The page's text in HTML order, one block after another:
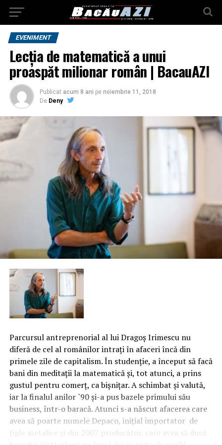
EVENIMENT
Lecţia de matematică a unui
proaspăt milionar român | BacauAZI
Publicat acum 8 ani pe noiembrie 11, 2018
De Deny
Parcursul antreprenorial al lui Dragoş Irimescu nu
diferă de cel al românilor intraţi în afaceri încă din
primele zile de capitalism. În studenţie, a început să facă
bani din meditaţii la matematică şi, tot atunci, a prins
gustul pentru comerţ, ca bişniţar. A schimbat şi valută,
iar la finalul anilor `90 şi-a pus bazele primului său
business, într-o baracă. Atunci s-a născut afacerea care
avea să poarte numele Depaco, iniţial importator de
ţigle metalice şi din 2007 producător, care avea să ducă